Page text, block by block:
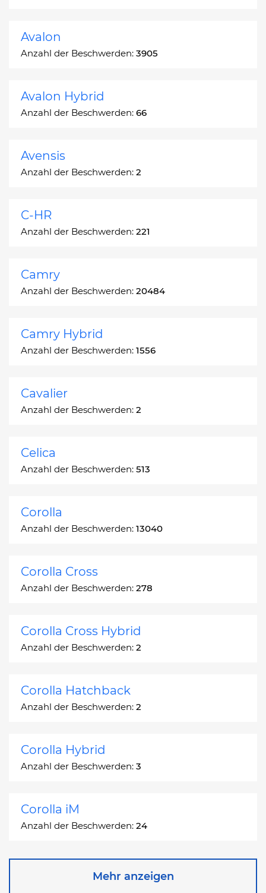
Avalon
Anzahl der Beschwerden: 3905
Avalon Hybrid
Anzahl der Beschwerden: 66
Avensis
Anzahl der Beschwerden: 2
C-HR
Anzahl der Beschwerden: 221
Camry
Anzahl der Beschwerden: 20484
Camry Hybrid
Anzahl der Beschwerden: 1556
Cavalier
Anzahl der Beschwerden: 2
Celica
Anzahl der Beschwerden: 513
Corolla
Anzahl der Beschwerden: 13040
Corolla Cross
Anzahl der Beschwerden: 278
Corolla Cross Hybrid
Anzahl der Beschwerden: 2
Corolla Hatchback
Anzahl der Beschwerden: 2
Corolla Hybrid
Anzahl der Beschwerden: 3
Corolla iM
Anzahl der Beschwerden: 24
Mehr anzeigen